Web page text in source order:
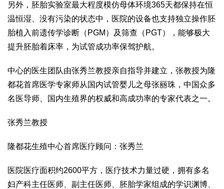
另外，胚胎实验室最大程度模仿母体环境365天都保持在恒
温恒湿、没有污染的状态中，医院的设备也支持独立操作胚
胎植入前遗传学诊断（ PGM ）及筛查（ PGT），能够极大
提升胚胎着床率，为试管成功率保驾护航。
中心的医生团队由张秀兰教授亲自指导并建立，张教授为隆
都花首席医学专家师从国内试管婴儿之母张丽珠，中国众多
名医导师、国内生殖界的权威和高成功率的专家代表之一。
张秀兰教授
隆都花生殖中心首席医疗顾问：张秀兰
医院医疗面积约2600平方，医疗技术力量过硬，拥有多名
妇产科主任医师、副主任医师、胚胎学家组成的学识渊博、